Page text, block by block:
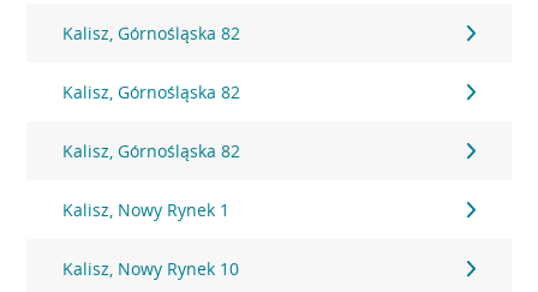
Kalisz, Górnośląska 82
Kalisz, Górnośląska 82
Kalisz, Górnośląska 82
Kalisz, Nowy Rynek 1
Kalisz, Nowy Rynek 10